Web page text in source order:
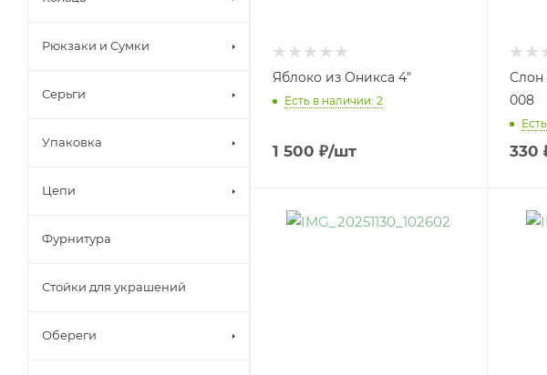
Яблоко из Оникса 4"
Есть в наличии: 2
1 500 ₽/шт
Слон
008
330
Рюкзаки и Сумки
Серьги
Упаковка
Цепи
Фурнитура
Стойки для украшений
Обереги